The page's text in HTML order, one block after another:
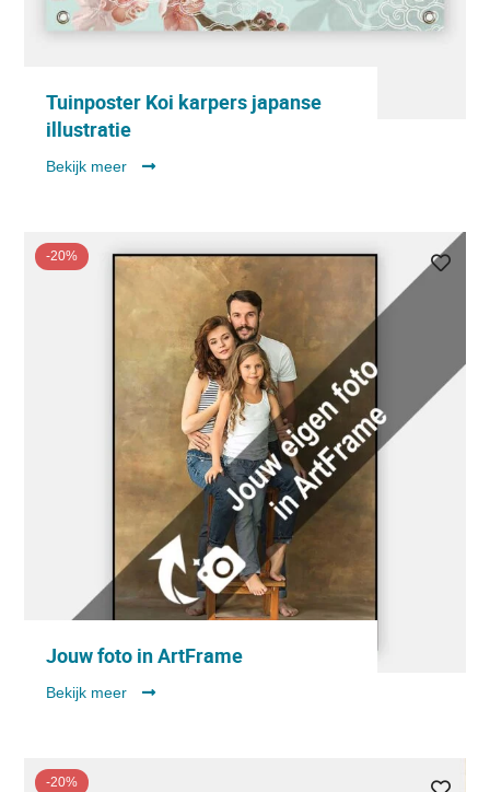
Tuinposter Koi karpers japanse
illustratie
Bekijk meer
-20%
Jouw foto in ArtFrame
Bekijk meer
-20%